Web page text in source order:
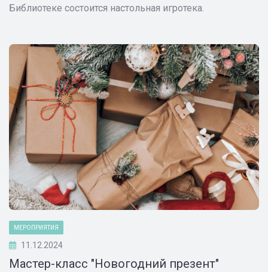
Библиотеке состоится настольная игротека.
МЕРОПРИЯТИЯ
11.12.2024
Мастер-класс "Новогодний презент"